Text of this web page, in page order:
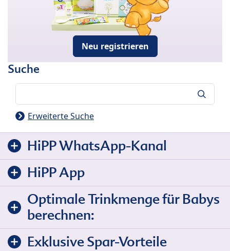
Neu registrieren
Suche
Erweiterte Suche
HiPP WhatsApp-Kanal
HiPP App
Optimale Trinkmenge für Babys
berechnen:
Exklusive Spar-Vorteile